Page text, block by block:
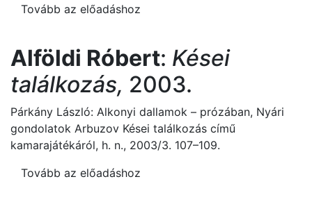
Tovább az előadáshoz
Alföldi Róbert: Kései
találkozás, 2003.
Párkány László: Alkonyi dallamok – prózában, Nyári
gondolatok Arbuzov Kései találkozás című
kamarajátékáról, h. n., 2003/3. 107–109.
Tovább az előadáshoz